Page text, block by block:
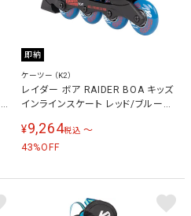
即納
ケーツー（K2）
レイダー ボア RAIDER BOA キッズ
インラインスケート レッド/ブルー
¥9,264税込 〜
43%OFF